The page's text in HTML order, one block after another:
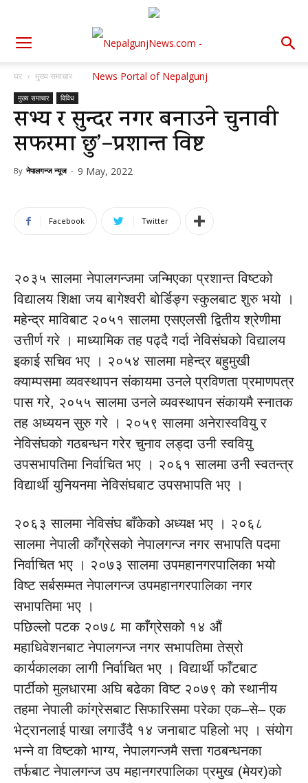
घर मुख्य समाचार
मुख्य समाचार विविध
सभ्य र सुन्दर नगर बनाउने चुनावी
सफरमा छु’–प्रशान्त विष्ट
By नेपालगन्ज न्यूज - 9 May, 2022
Facebook Twitter
२०३५ सालमा नेपालगन्जमा जन्मिएका प्रशान्त विष्टको
विद्यालय शिक्षा जय बागेश्वरी बोर्डिङ्ग स्कुलबाट शुरु भयो ।
महेन्द्र माविबाट २०५१ सालमा एसएलसी द्वितीय श्रेणीमा
उत्तीर्ण गरे । माध्यामिक तह पढ्दै गर्दा नेविसंघको विद्यालय
इकाई सचिव भए । २०५४ सालमा महेन्द्र बहुमुखी
क्याम्पसमा व्यवस्थापन संकायमा उनले प्रविणता प्रमाणपत्र
पास गरे, २०५५ सालमा उनले व्यवस्थापन संकायमै स्नातक
तह अध्ययन सुरु गरे । २०५९ सालमा अनेरास्ववियु र
नेविसंघको गठबन्धन गरेर चुनाव लड्दा उनी स्ववियु
उपसभापतिमा निर्वाचित भए । २०६१ सालमा उनी स्वतन्त्र
विद्यार्थी युनियनमा नेविसंघबाट उपसभापति भए ।
२०६३ सालमा नेविसंघ बाँकेको अध्यक्ष भए । २०६८
सालमा नेपाली काँग्रेसको नेपालगन्ज नगर सभापति पदमा
निर्वाचित भए । २०७३ सालमा उपमहानगरपालिका भयो
विष्ट सर्बसम्मत नेपालगन्ज उपमहानगरपालिका नगर
सभापतिमा भए ।
पछिल्लो पटक २०७८ मा काँग्रेसको १४ औं
महाधिवेशनबाट नेपालगन्ज नगर सभापतिमा तेस्रो
कार्यकालका लागी निर्वाचित भए । विद्यार्थी फाँटबाट
पार्टीको मुलधारमा अघि बढेका विष्ट २०७९ को स्थानीय
तहमा नेपाली कांग्रेसबाट सिफारिसमा परेका एक–से– एक
भेट्रानलाई पाखा लगाउँदै १४ जनाबाट पहिलो भए । संयोग
भन्ने वा विष्टको भाग्य, नेपालगन्जमै सत्ता गठबन्धनका
तर्फबाट नेपालगन्ज उप महानगरपालिका प्रमुख (मेयर)को